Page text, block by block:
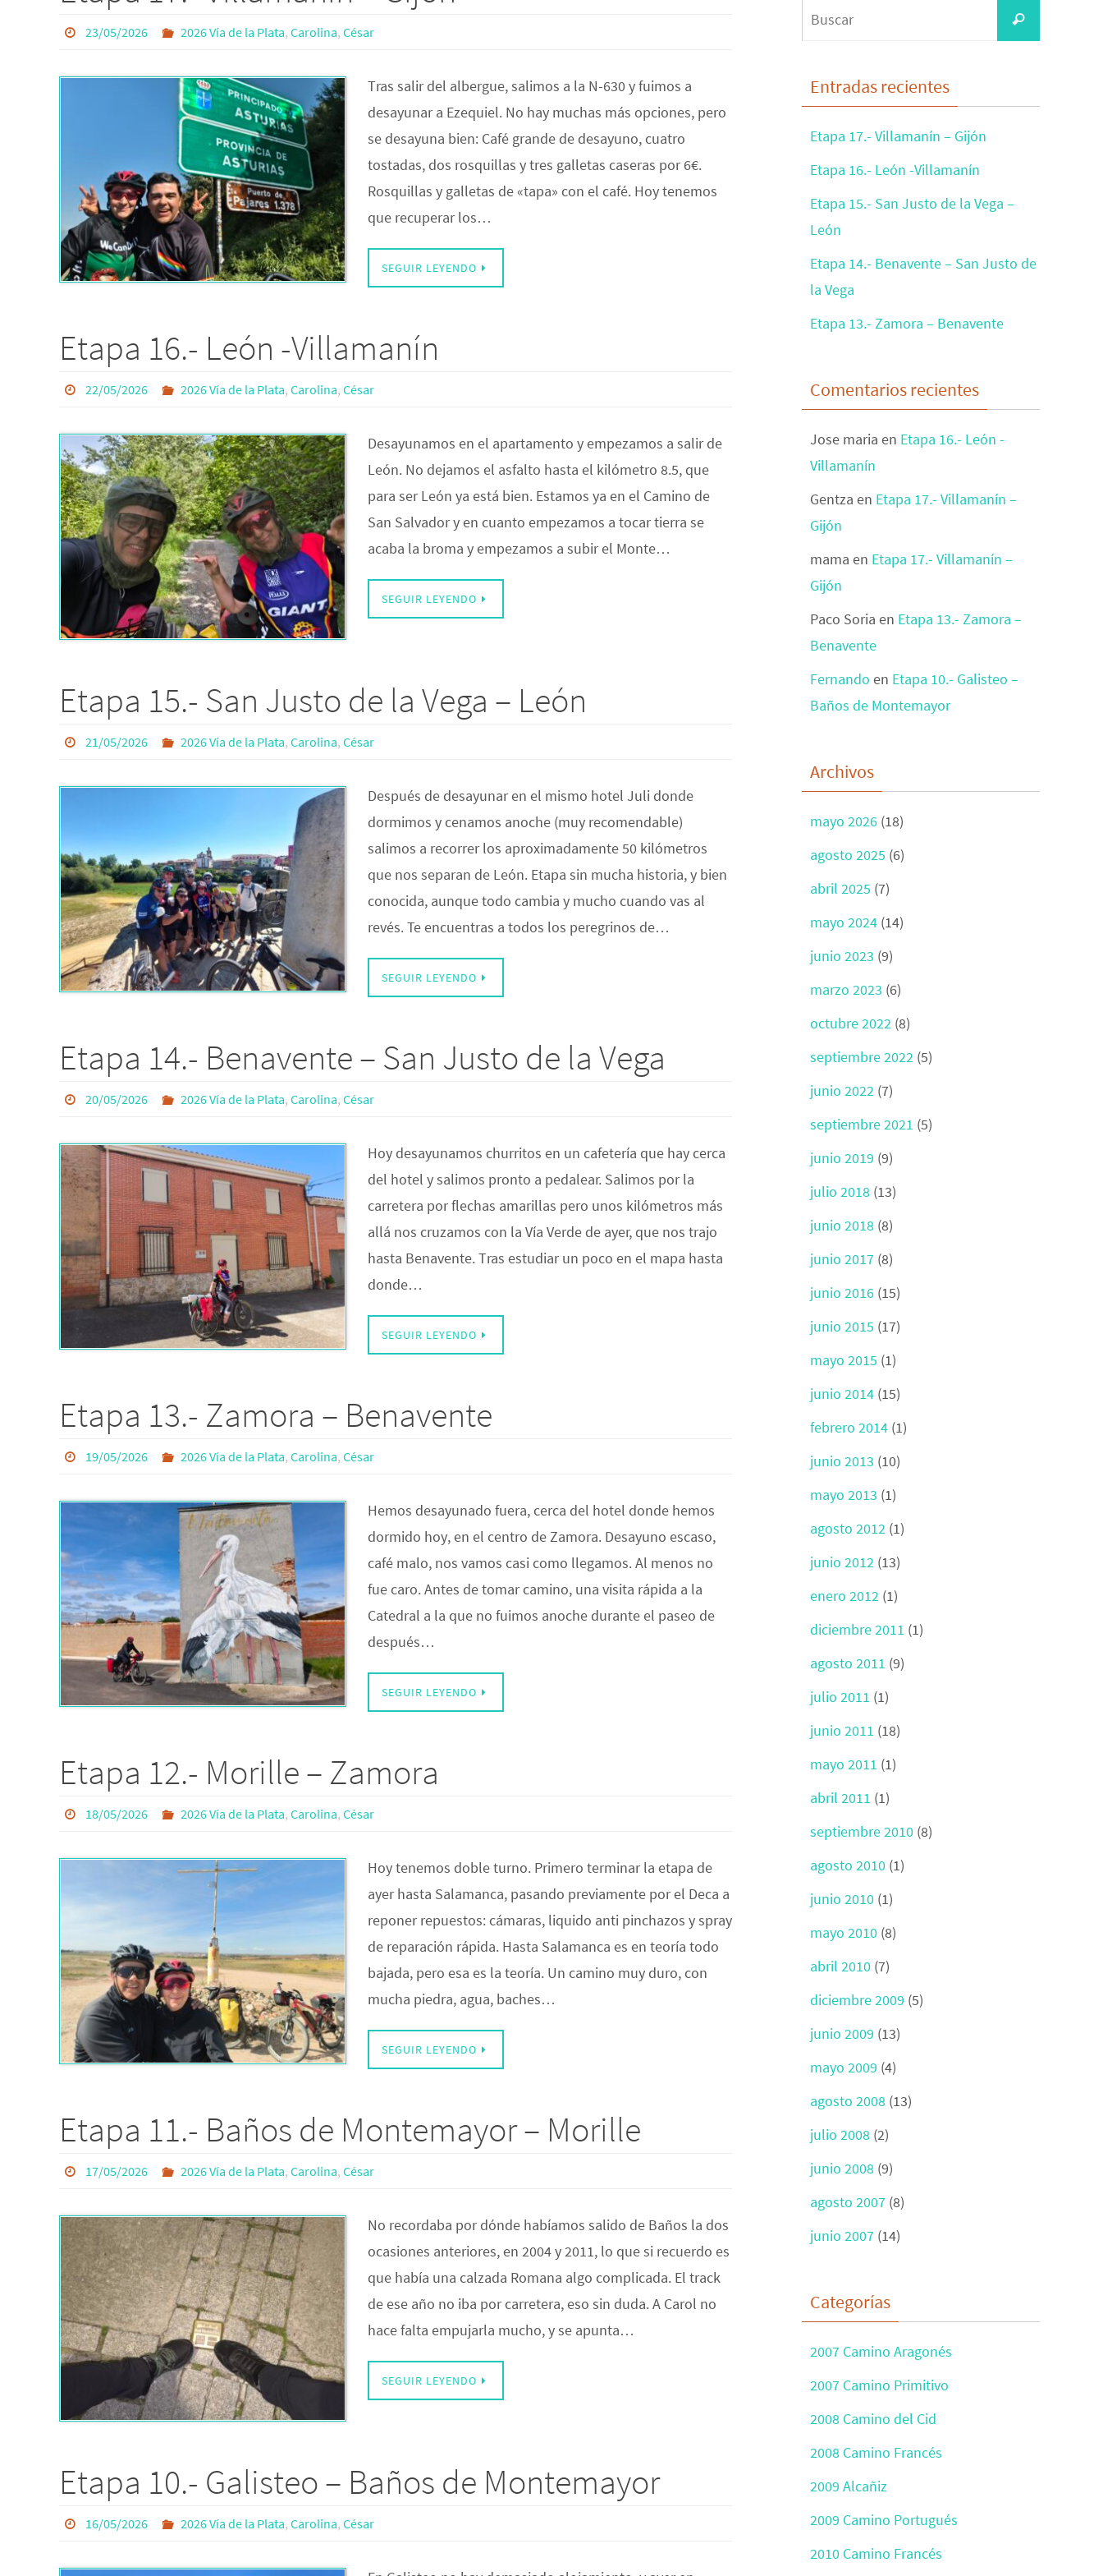
23/05/2026 2026 Vía de la Plata, Carolina, César
Tras salir del albergue, salimos a la N-630 y fuimos a
desayunar a Ezequiel. No hay muchas más opciones, pero
se desayuna bien: Café grande de desayuno, cuatro
tostadas, dos rosquillas y tres galletas caseras por 6€.
Rosquillas y galletas de «tapa» con el café. Hoy tenemos
que recuperar los…
SEGUIR LEYENDO
Etapa 16.- León -Villamanín
22/05/2026 2026 Vía de la Plata, Carolina, César
Desayunamos en el apartamento y empezamos a salir de
León. No dejamos el asfalto hasta el kilómetro 8.5, que
para ser León ya está bien. Estamos ya en el Camino de
San Salvador y en cuanto empezamos a tocar tierra se
acaba la broma y empezamos a subir el Monte…
SEGUIR LEYENDO
Etapa 15.- San Justo de la Vega – León
21/05/2026 2026 Vía de la Plata, Carolina, César
Después de desayunar en el mismo hotel Juli donde
dormimos y cenamos anoche (muy recomendable)
salimos a recorrer los aproximadamente 50 kilómetros
que nos separan de León. Etapa sin mucha historia, y bien
conocida, aunque todo cambia y mucho cuando vas al
revés. Te encuentras a todos los peregrinos de…
SEGUIR LEYENDO
Etapa 14.- Benavente – San Justo de la Vega
20/05/2026 2026 Vía de la Plata, Carolina, César
Hoy desayunamos churritos en un cafetería que hay cerca
del hotel y salimos pronto a pedalear. Salimos por la
carretera por flechas amarillas pero unos kilómetros más
allá nos cruzamos con la Vía Verde de ayer, que nos trajo
hasta Benavente. Tras estudiar un poco en el mapa hasta
donde…
SEGUIR LEYENDO
Etapa 13.- Zamora – Benavente
19/05/2026 2026 Vía de la Plata, Carolina, César
Hemos desayunado fuera, cerca del hotel donde hemos
dormido hoy, en el centro de Zamora. Desayuno escaso,
café malo, nos vamos casi como llegamos. Al menos no
fue caro. Antes de tomar camino, una visita rápida a la
Catedral a la que no fuimos anoche durante el paseo de
después…
SEGUIR LEYENDO
Etapa 12.- Morille – Zamora
18/05/2026 2026 Vía de la Plata, Carolina, César
Hoy tenemos doble turno. Primero terminar la etapa de
ayer hasta Salamanca, pasando previamente por el Deca a
reponer repuestos: cámaras, liquido anti pinchazos y spray
de reparación rápida. Hasta Salamanca es en teoría todo
bajada, pero esa es la teoría. Un camino muy duro, con
mucha piedra, agua, baches…
SEGUIR LEYENDO
Etapa 11.- Baños de Montemayor – Morille
17/05/2026 2026 Vía de la Plata, Carolina, César
No recordaba por dónde habíamos salido de Baños la dos
ocasiones anteriores, en 2004 y 2011, lo que si recuerdo es
que había una calzada Romana algo complicada. El track
de ese año no iba por carretera, eso sin duda. A Carol no
hace falta empujarla mucho, y se apunta…
SEGUIR LEYENDO
Etapa 10.- Galisteo – Baños de Montemayor
16/05/2026 2026 Vía de la Plata, Carolina, César
Buscar
Entradas recientes
Etapa 17.- Villamanín – Gijón
Etapa 16.- León -Villamanín
Etapa 15.- San Justo de la Vega –
León
Etapa 14.- Benavente – San Justo de
la Vega
Etapa 13.- Zamora – Benavente
Comentarios recientes
Jose maria en Etapa 16.- León -
Villamanín
Gentza en Etapa 17.- Villamanín –
Gijón
mama en Etapa 17.- Villamanín –
Gijón
Paco Soria en Etapa 13.- Zamora –
Benavente
Fernando en Etapa 10.- Galisteo –
Baños de Montemayor
Archivos
mayo 2026 (18)
agosto 2025 (6)
abril 2025 (7)
mayo 2024 (14)
junio 2023 (9)
marzo 2023 (6)
octubre 2022 (8)
septiembre 2022 (5)
junio 2022 (7)
septiembre 2021 (5)
junio 2019 (9)
julio 2018 (13)
junio 2018 (8)
junio 2017 (8)
junio 2016 (15)
junio 2015 (17)
mayo 2015 (1)
junio 2014 (15)
febrero 2014 (1)
junio 2013 (10)
mayo 2013 (1)
agosto 2012 (1)
junio 2012 (13)
enero 2012 (1)
diciembre 2011 (1)
agosto 2011 (9)
julio 2011 (1)
junio 2011 (18)
mayo 2011 (1)
abril 2011 (1)
septiembre 2010 (8)
agosto 2010 (1)
junio 2010 (1)
mayo 2010 (8)
abril 2010 (7)
diciembre 2009 (5)
junio 2009 (13)
mayo 2009 (4)
agosto 2008 (13)
julio 2008 (2)
junio 2008 (9)
agosto 2007 (8)
junio 2007 (14)
Categorías
2007 Camino Aragonés
2007 Camino Primitivo
2008 Camino del Cid
2008 Camino Francés
2009 Alcañiz
2009 Camino Portugués
2010 Camino Francés